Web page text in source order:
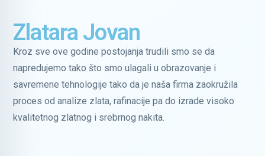
Zlatara Jovan
Kroz sve ove godine postojanja trudili smo se da
napredujemo tako što smo ulagali u obrazovanje i
savremene tehnologije tako da je naša firma zaokružila
proces od analize zlata, rafinacije pa do izrade visoko
kvalitetnog zlatnog i srebrnog nakita.